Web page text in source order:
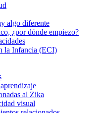
algo diferente
¿por dónde empiezo?
la Infancia (ECI)
al Zika
visual